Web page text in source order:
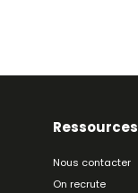
Ressources
Nous contacter
On recrute